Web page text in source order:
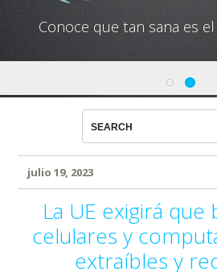
Conoce que tan sana es
julio 19, 2023
La UE exigirá que
celulares y
extraíbles y